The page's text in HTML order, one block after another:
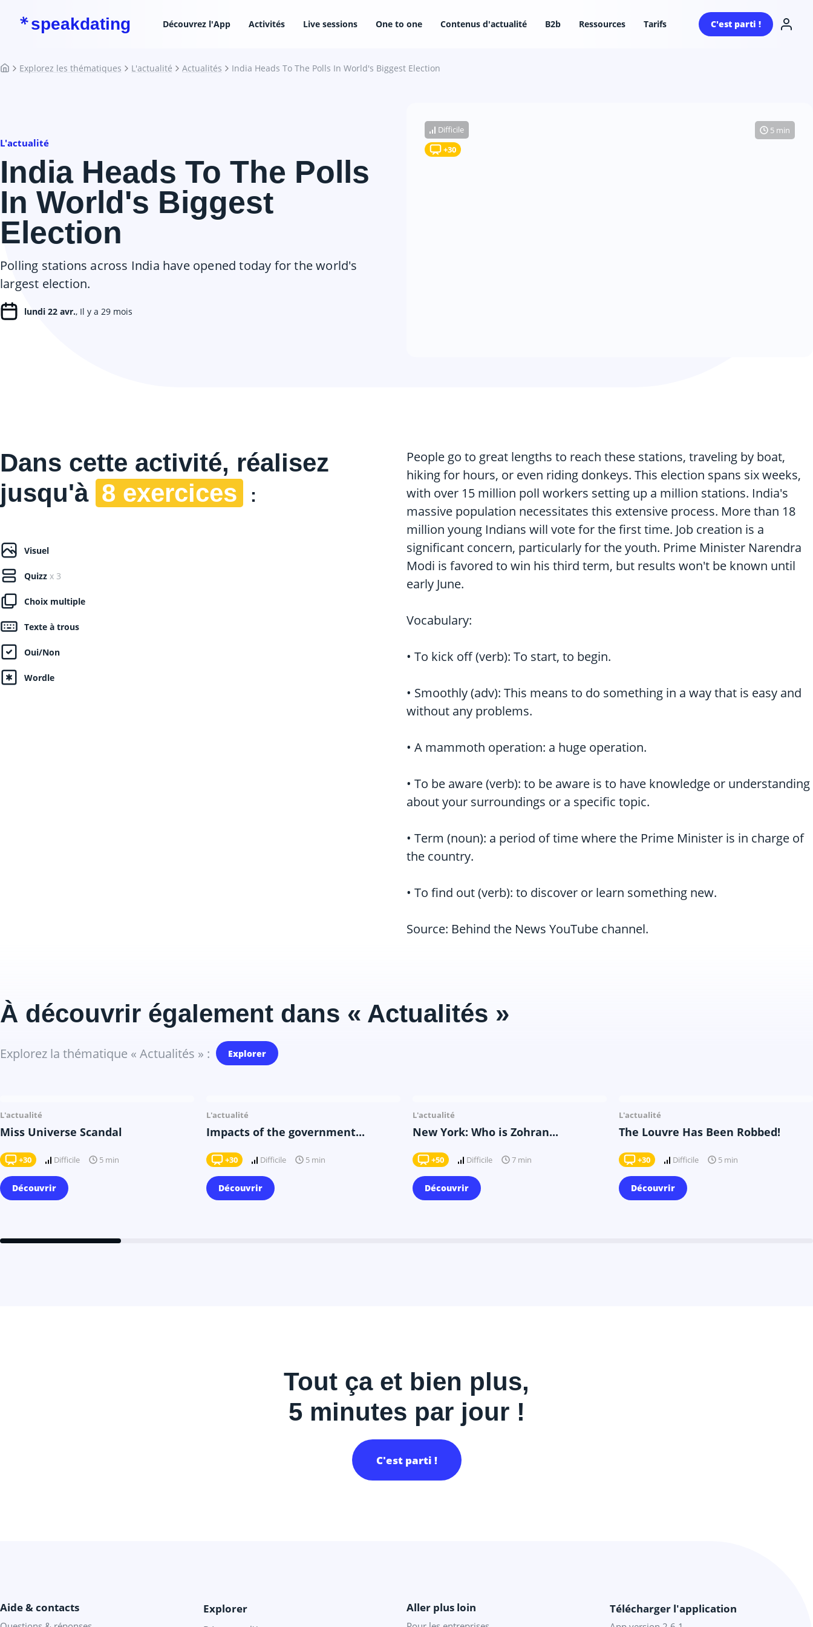
speakdating Découvrez l'App Activités Live sessions One to one Contenus d'actualité B2b Ressources Tarifs C'est parti !
Explorez les thématiques L'actualité Actualités India Heads To The Polls In World's Biggest Election
L'actualité
India Heads To The Polls
In World's Biggest
Election
Polling stations across India have opened today for the world's
largest election.
lundi 22 avr., Il y a 29 mois
Difficile
+30
5 min
Dans cette activité, réalisez
jusqu'à 8 exercices :
Visuel
Quizz x 3
Choix multiple
Texte à trous
Oui/Non
Wordle
People go to great lengths to reach these stations, traveling by boat,
hiking for hours, or even riding donkeys. This election spans six weeks,
with over 15 million poll workers setting up a million stations. India's
massive population necessitates this extensive process. More than 18
million young Indians will vote for the first time. Job creation is a
significant concern, particularly for the youth. Prime Minister Narendra
Modi is favored to win his third term, but results won't be known until
early June.
Vocabulary:
• To kick off (verb): To start, to begin.
• Smoothly (adv): This means to do something in a way that is easy and
without any problems.
• A mammoth operation: a huge operation.
• To be aware (verb): to be aware is to have knowledge or understanding
about your surroundings or a specific topic.
• Term (noun): a period of time where the Prime Minister is in charge of
the country.
• To find out (verb): to discover or learn something new.
Source: Behind the News YouTube channel.
À découvrir également dans « Actualités »
Explorez la thématique « Actualités » : Explorer
L'actualité
Miss Universe Scandal
+30 Difficile 5 min
Découvrir
L'actualité
Impacts of the government...
+30 Difficile 5 min
Découvrir
L'actualité
New York: Who is Zohran...
+50 Difficile 7 min
Découvrir
L'actualité
The Louvre Has Been Robbed!
+30 Difficile 5 min
Découvrir
Tout ça et bien plus,
5 minutes par jour !
C'est parti !
Aide & contacts Explorer Aller plus loin Télécharger l'application